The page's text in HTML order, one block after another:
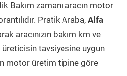
Bakım zamanı aracın motor
Pratik Araba, Alfa
aracınızın bakım km ve
üreticisin tavsiyesine uygun
motor üretim tipine göre